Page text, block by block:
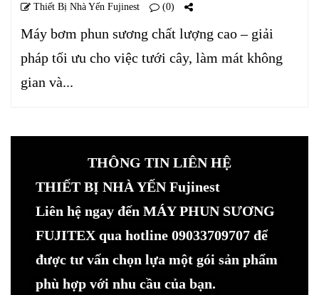
Thiết Bị Nhà Yến Fujinest (0)
Máy bơm phun sương chất lượng cao – giải
pháp tối ưu cho việc tưới cây, làm mát không
gian và...
THÔNG TIN LIÊN HỆ
THIẾT BỊ NHÀ YẾN Fujinest
Liên hệ ngay đến MÁY PHUN SƯƠNG
FUJITEX qua hotline 09033709707 để
được tư vấn chọn lựa một gói sản phẩm
phù hợp với nhu cầu của bạn.